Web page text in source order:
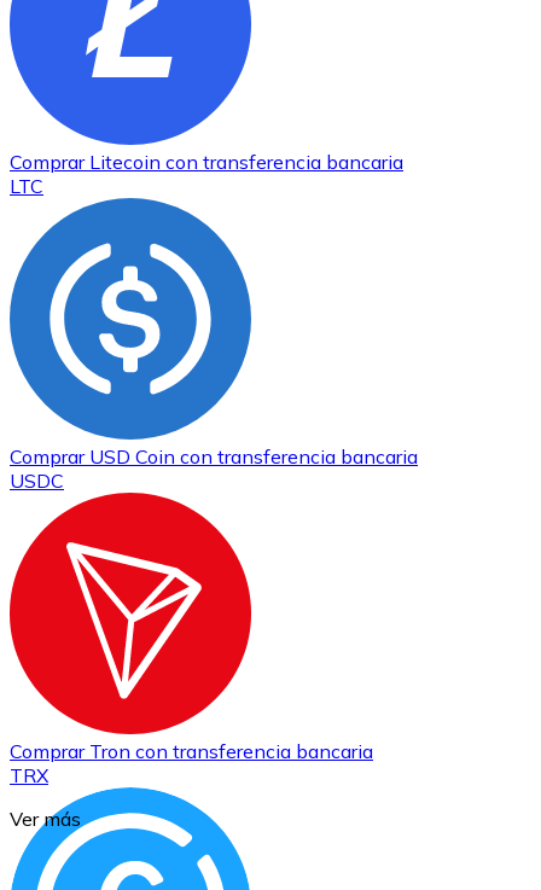
Comprar Litecoin con transferencia bancaria
LTC
Comprar USD Coin con transferencia bancaria
USDC
Comprar Tron con transferencia bancaria
TRX
Ver más